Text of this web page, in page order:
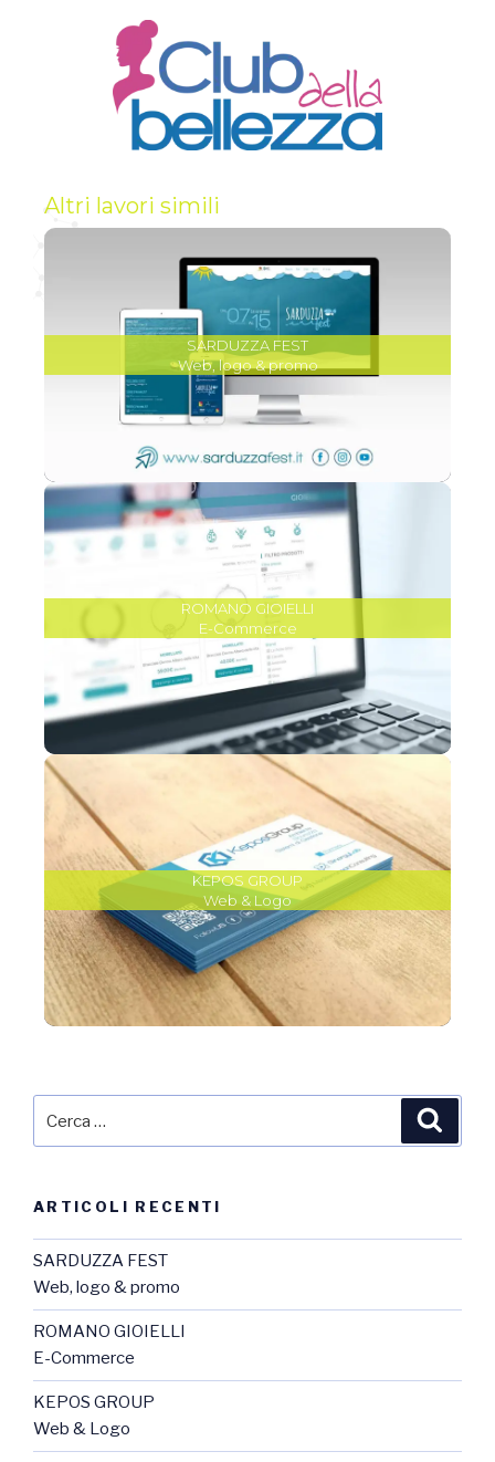
Altri lavori simili
SARDUZZA FEST
Web, logo & promo
ROMANO GIOIELLI
E-Commerce
KEPOS GROUP
Web & Logo
ARTICOLI RECENTI
SARDUZZA FEST
Web, logo & promo
ROMANO GIOIELLI
E-Commerce
KEPOS GROUP
Web & Logo